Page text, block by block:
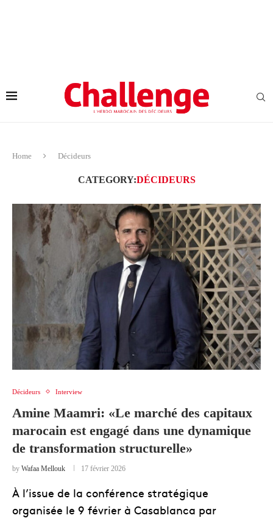
Home Décideurs
CATEGORY:DÉCIDEURS
Décideurs Interview
Amine Maamri: «Le marché des capitaux
marocain est engagé dans une dynamique
de transformation structurelle»
by Wafaa Mellouk 17 février 2026
À l’issue de la conférence stratégique
organisée le 9 février à Casablanca par